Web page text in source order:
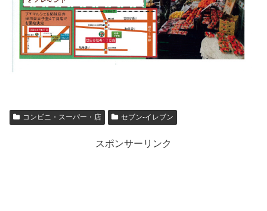
コンビニ・スーパー・店 セブン-イレブン
スポンサーリンク